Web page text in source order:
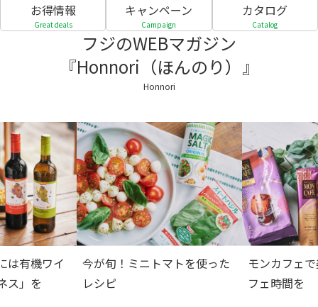
お得情報
Great deals
キャンペーン
Campaign
カタログ
Catalog
フジのWEBマガジン
『Honnori（ほんのり）』
Honnori
は有機ワイ
ス」を
今が旬！ミニトマトを使った
レシピ
モンカフェ
フェ時間を